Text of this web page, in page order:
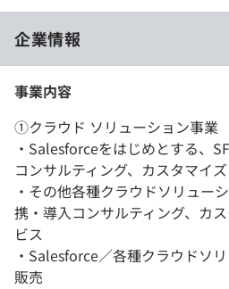
企業情報
事業内容
①クラウド ソリューション事業
・Salesforceをはじめとする、
コンサルティング、カスタマイ
・その他各種クラウドソリュー
携・導入コンサルティング、カ
ビス
・Salesforce／各種クラウドソ
販売